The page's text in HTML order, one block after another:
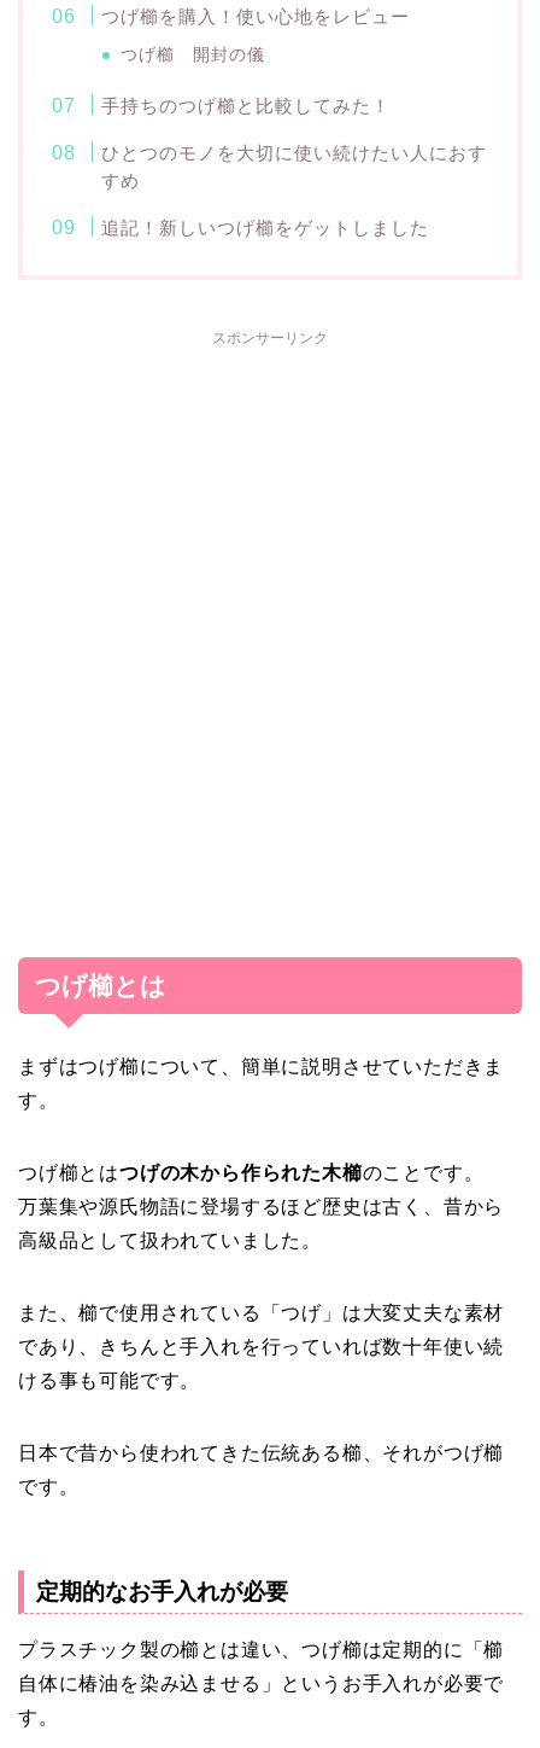
つげ櫛を購入！使い心地をレビュー
つげ櫛 開封の儀
手持ちのつげ櫛と比較してみた！
ひとつのモノを大切に使い続けたい人におす
すめ
追記！新しいつげ櫛をゲットしました
スポンサーリンク
つげ櫛とは
まずはつげ櫛について、簡単に説明させていただきま
す。
つげ櫛とはつげの木から作られた木櫛のことです。
万葉集や源氏物語に登場するほど歴史は古く、昔から
高級品として扱われていました。
また、櫛で使用されている「つげ」は大変丈夫な素材
であり、きちんと手入れを行っていれば数十年使い続
ける事も可能です。
日本で昔から使われてきた伝統ある櫛、それがつげ櫛
です。
定期的なお手入れが必要
プラスチック製の櫛とは違い、つげ櫛は定期的に「櫛
自体に椿油を染み込ませる」というお手入れが必要で
す。